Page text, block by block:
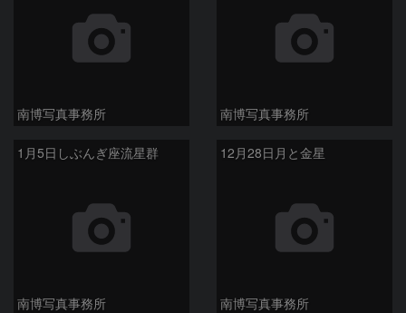
南博写真事務所 南博写真事務所
1月5日しぶんぎ座流星群
南博写真事務所
12月28日月と金星
南博写真事務所